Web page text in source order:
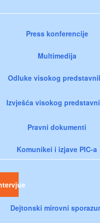
Press konferencije
Multimedija
Odluke visokog
Izvješća visokog
Pravni dokumenti
Komunikei i izjave PIC-a
Dejtonski mirovni